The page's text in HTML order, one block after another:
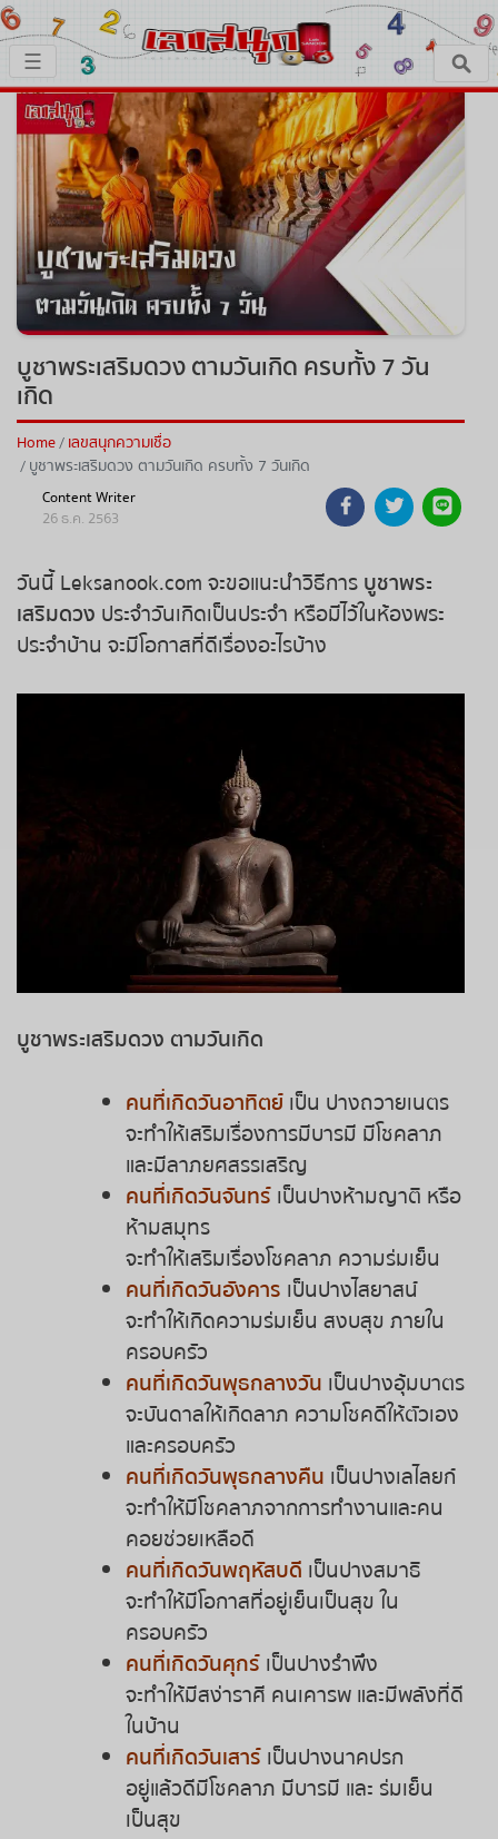
หน้าหลัก
เลขเด็ด
ตรวจเลขสนุก
เลขสนุกมงคล
เลขสนุกความเชื่อ
หวยสด
ถ่ายทอดสดหวยรัฐบาล
ถ่ายทอดสดหวยออมสิน
ถ่ายทอดสดหวย ธกส.
ถ่ายทอดสดหวยลาว ซุปเปอร์
ถ่ายทอดสดหวยฮานอย
ถ่ายทอดสดหวยฮานอยพิเศษ
ถ่ายทอดสดหวยมาเลย์
ถ่ายทอดสดหวยกัมพูชา
หวยหุ้นสด
หวยหุ้นไทย เย็น
หวยหุ้นเกาหลี
หวยหุ้นนิเคอิ เช้า
หวยหุ้นนิเคอิ บ่าย
หวยหุ้นฮั่งเส็ง เช้า
หวยหุ้นฮั่งเส็ง บ่าย
หวยหุ้นจีน เช้า
หวยหุ้นจีน บ่าย
หวยหุ้นไต้หวัน
หวยหุ้นสิงคโปร์
×
☰
บูชาพระเสริมดวง ตามวันเกิด ครบทั้ง 7 วัน
เกิด
Home เลขสนุกความเชื่อ
บูชาพระเสริมดวง ตามวันเกิด ครบทั้ง 7 วันเกิด
Content Writer
26 ธ.ค. 2563
วันนี้ Leksanook.com จะขอแนะนำวิธีการ บูชาพระ
เสริมดวง ประจำวันเกิดเป็นประจำ หรือมีไว้ในห้องพระ
ประจำบ้าน จะมีโอกาสที่ดีเรื่องอะไรบ้าง
บูชาพระเสริมดวง ตามวันเกิด
คนที่เกิดวันอาทิตย์เป็น ปางถวายเนตร
จะทำให้เสริมเรื่องการมีบารมี มีโชคลาภ
และมีลาภยศสรรเสริญ
คนที่เกิดวันจันทร์เป็นปางห้ามญาติ หรือ
ห้ามสมุทร
จะทำให้เสริมเรื่องโชคลาภ ความร่มเย็น
คนที่เกิดวันอังคาร เป็นปางไสยาสน์
จะทำให้เกิดความร่มเย็น สงบสุข ภายใน
ครอบครัว
คนที่เกิดวันพุธกลางวัน เป็นปางอุ้มบาตร
จะบันดาลให้เกิดลาภ ความโชคดีให้ตัวเอง
และครอบครัว
คนที่เกิดวันพุธกลางคืน เป็นปางเลไลยก์
จะทำให้มีโชคลาภจากการทำงานและคน
คอยช่วยเหลือดี
คนที่เกิดวันพฤหัสบดี เป็นปางสมาธิ
จะทำให้มีโอกาสที่อยู่เย็นเป็นสุข ใน
ครอบครัว
คนที่เกิดวันศุกร์เป็นปางรำพึง
จะทำให้มีสง่าราศี คนเคารพ และมีพลังที่ดี
ในบ้าน
คนที่เกิดวันเสาร์เป็นปางนาคปรก
อยู่แล้วดีมีโชคลาภ มีบารมี และ ร่มเย็น
เป็นสุข
x ปิดโฆษณา